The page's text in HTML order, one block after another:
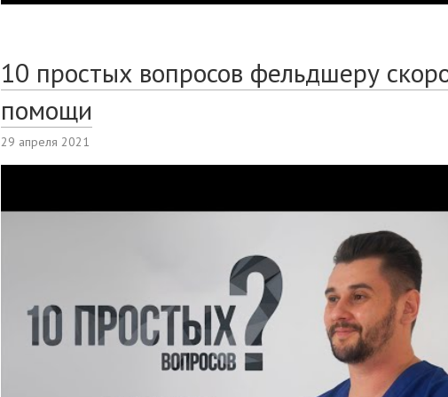
10 простых вопросов фельдшеру
помощи
29 апреля 2021